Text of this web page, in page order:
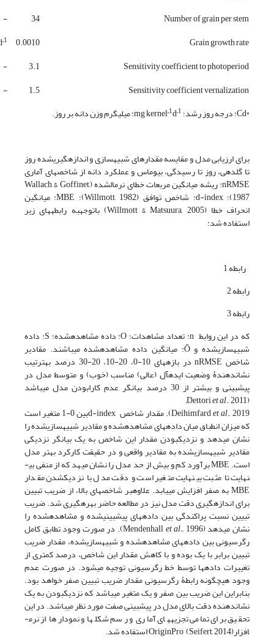
Number of grain per stem
34
-
Grain growth rate
0.0010
–1
Sensitivity coefficient to photoperiod
3.1
-
Sensitivity coefficient vernalization
1.5
-
◦Cd: درجه روز رشد؛ mg kernel
–1d–1 : میلی­گرم وزن دانه بر روز.
برای ارزیابی مدل و مقایسه مقدارهای شبیه­سازی و اندازه­گیری­شده روز
تا گلدهی، روز تا رسیدگی، بیوماس و عملکرد دانه از شاخص­های آماری
nRMSE: ریشه میانگین مربعات خطای نرمال­شده (Wallach & Goffinet,
1987)؛ d-index: شاخص توافق (Willmott, 1982)؛ MBE: میانگین
انحراف خطا (Willmott & Matsuura, 2005) با­توجه­به رابطه­های زیر
استفاده شد:
رابطه 1
رابطه 2
رابطه 3
که در این روابط n: تعداد مشاهدات؛ O: داده مشاهده­شده؛ S: داده
شبیه­سازی­شده و Ō: میانگین داده مشاهده­شده می­باشند. مقادیر
شاخص nRMSE در بازه­های 10-0، 20-10، 20-30 درصد به­ترتیب
نشان­دهندۀ وضعیت ایده­آل (عالی) مناسب (خوب) و متوسط مدل در
پیش­بینی و بیشتر از 30 درصد بیانگر عدم کارا­بودن مدل می­باشد
(Dettori
et al., 2011;
Deihimfardet al ., 2019). مقدار شاخص d-indexبین 0-1 متغیر است
که میزان انطباق میان داده­های مشاهده­شده و مقادیر شبیه­سازی­شده را
نشان می­دهد و نزدیک­بودن مقدار این شاخص به یک بیانگر نزدیکی
مقادیر شبیه­سازی­شده به مقادیر واقعی و در حقیقت کارکرد بهتر مدل
است. MBE برآورد کم و بیش از حد مدل را نشان می­هد که از منفی بی­
نهایت تا مثبت بی­نهایت متغیر است و دقت مدل با نزدیک­شدن مقدار
MBE به صفر افزایش می­یابد. علاوه­بر شاخص­های بالا، از ضریب تبیین
برای اندازه­گیری دقت مدل نیز در مطالعه حاضر بهره­گیری شد. ضریب
تبیین نسبت پراکندگی بین داده­های پیش­بینی­شده و مشاهده­شده را
نشان می­دهد (Mendenhall et al., 1996). در صورت وجود تطابق کامل
رگرسیونی بین داده­های مشاهده­شده و شبیه­سازی­شده، مقدار ضریب
تبیین برابر با یک بوده و با کاهش مقدار این شاخص، درصد کمتری از
تغییرات داده­ها توسط خط رگرسیونی توجیه می­شود. در صورت عدم
وجود هیچگونه رابطۀ رگرسیونی مقدار ضریب تبیین صفر خواهد بود.
بنابراین این ضریب بین صفر و یک متغیر می­باشد که نزدیک­بودن به یک
نشان­دهنده دقت بالای مدل در پیش­بینی صفت مورد نظر می­باشد. در این
تحقیق برای تمامی تجزیه­های آماری و رسم شکل­ها و نمودارها از نرم­
افزارOriginPro (Seifert, 2014) استفاده شد.